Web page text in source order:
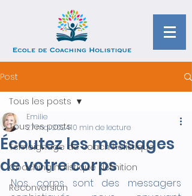
Post
Tous les posts
Témoignage de coach holistique
Coaching holistique définition
Reconversion
Tous les posts
Écoutez les messages
de votre corps
Emilie
27 mai 202410 min de lecture
Nos corps sont des messagers